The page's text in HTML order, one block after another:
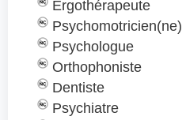
Ergothérapeute
Psychomotricien(ne)
Psychologue
Orthophoniste
Dentiste
Psychiatre